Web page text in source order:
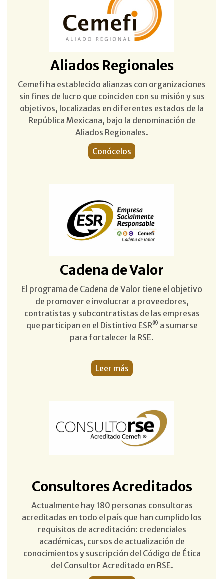
AliadosRegionales
Cemefi ha establecido alianzas con organizaciones
sin fines de lucro que coinciden con su misión y sus
objetivos, localizadas en diferentes estados de la
República Mexicana, bajo la denominación de
Aliados Regionales.
Conócelos
Cadena de Valor
El programa de Cadena de Valor tiene el objetivo
de promover e involucrar a proveedores,
contratistas y subcontratistas de las empresas
que participan en el Distintivo ESR® a sumarse
para fortalecer la RSE.
Leer más
Consultores Acreditados
Actualmente hay 180 personas consultoras
acreditadas en todo el país que han cumplido los
requisitos de acreditación: credenciales
académicas, cursos de actualización de
conocimientos y suscripción del Código de Ética
del Consultor Acreditado en RSE.